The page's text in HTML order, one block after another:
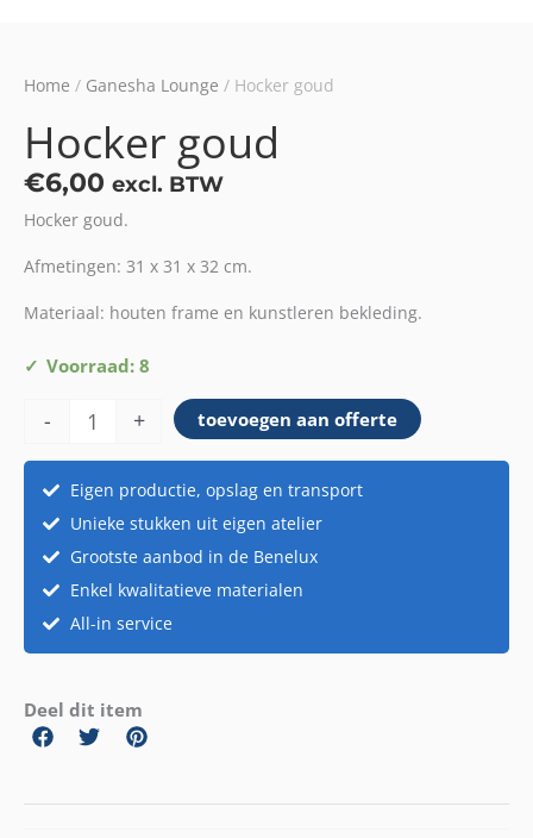
Home / Ganesha Lounge / Hocker goud
Hocker goud
€6,00 excl. BTW
Hocker goud.
Afmetingen: 31 x 31 x 32 cm.
Materiaal: houten frame en kunstleren bekleding.
Voorraad: 8
-
Hocker
aantal
+ toevoegen aan offerte
Eigen productie, opslag en transport
Unieke stukken uit eigen atelier
Grootste aanbod in de Benelux
Enkel kwalitatieve materialen
All-in service
Deel dit item